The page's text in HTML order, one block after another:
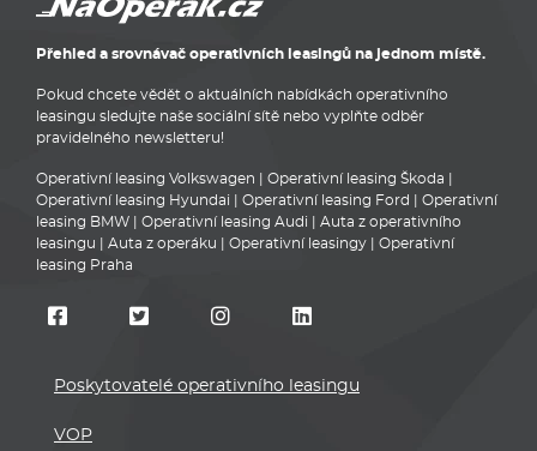
Přehled a srovnávač operativních leasingů na jednom místě.
Pokud chcete vědět o aktuálních nabídkách operativního
leasingu sledujte naše sociální sítě nebo vyplňte odběr
pravidelného newsletteru!
Operativní leasing Volkswagen Operativní leasing Škoda
Operativní leasing Hyundai
Operativní leasing Ford
Operativní
leasing BMW
Operativní leasing Audi
Auta z operativního
leasingu
Auta z operáku Operativní leasingy
Operativní
leasing Praha
Poskytovatelé operativního leasingu
VOP